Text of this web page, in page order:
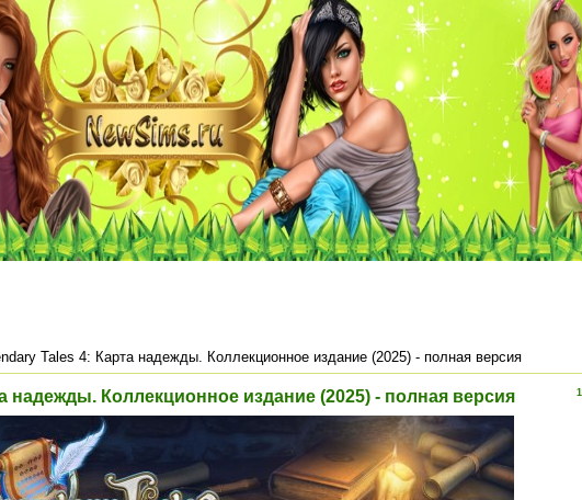
Tales 4: Карта надежды. Коллекционное издание (2025) - полная версия
надежды. Коллекционное издание (2025) - полная версия